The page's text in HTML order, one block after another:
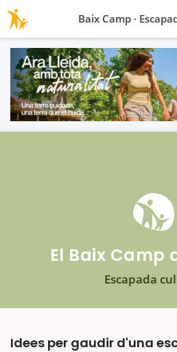
El Baix Camp
Escapada
Idees per gaudir d'una
Baix Camp ·